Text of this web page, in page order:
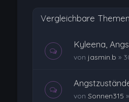
Vergleichbare Themen
Kyleena,
von jasmin.b »
von Sonnen315 »